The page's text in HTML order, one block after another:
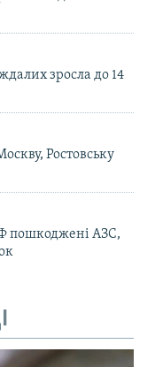
зросла до 14
Ростовську
пошкоджені АЗС,